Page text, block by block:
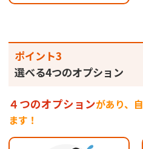
ポイント3
選べる4つのオプション
４つのオプションがあり、
ます！